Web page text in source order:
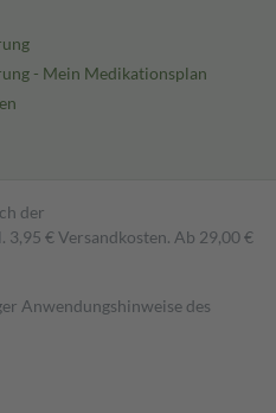
- Mein Medikationsplan
der
€ Versandkosten. Ab 29,00 €
Anwendungshinweise des